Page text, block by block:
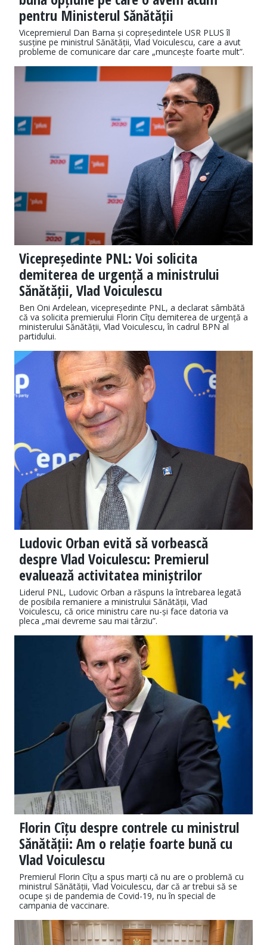
pentru Ministerul Sănătății
Vicepremierul Dan Barna și copreședintele USR PLUS îl
susține pe ministrul Sănătății, Vlad Voiculescu, care a avut
probleme de comunicare dar care „muncește foarte mult”.
Vicepreședinte PNL: Voi solicita
demiterea de urgență a ministrului
Sănătății, Vlad Voiculescu
Ben Oni Ardelean, vicepreședinte PNL, a declarat sâmbătă
că va solicita premierului Florin Cîțu demiterea de urgență a
ministerului Sănătății, Vlad Voiculescu, în cadrul BPN al
partidului.
Ludovic Orban evită să vorbească
despre Vlad Voiculescu: Premierul
evaluează activitatea miniștrilor
Liderul PNL, Ludovic Orban a răspuns la întrebarea legată
de posibila remaniere a ministrului Sănătății, Vlad
Voiculescu, că orice ministru care nu-și face datoria va
pleca „mai devreme sau mai târziu”.
Florin Cîțu despre contrele cu ministrul
Sănătății: Am o relație foarte bună cu
Vlad Voiculescu
Premierul Florin Cîțu a spus marți că nu are o problemă cu
ministrul Sănătății, Vlad Voiculescu, dar că ar trebui să se
ocupe și de pandemia de Covid-19, nu în special de
campania de vaccinare.